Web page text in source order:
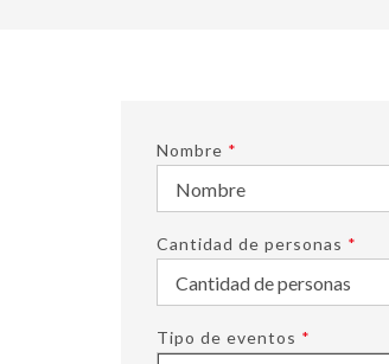
Nombre *
Cantidad de personas *
Tipo de eventos *